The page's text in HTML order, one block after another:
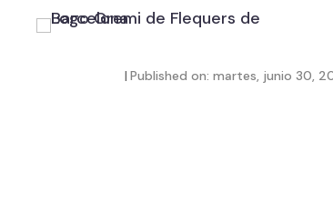
| Published on: martes, junio 30,